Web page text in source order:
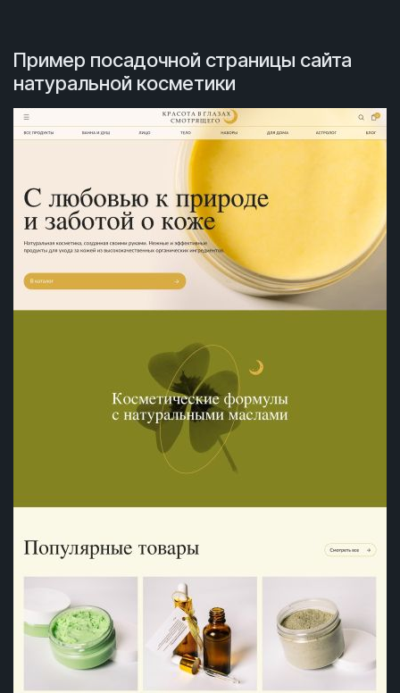
Пример посадочной страницы сайта
натуральной косметики